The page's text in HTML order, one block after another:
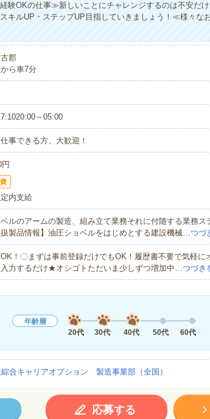
験OKの仕事≫新しいことにチャレンジするのは不安だ
キルUP・ステップUP目指していきましょう！≪様々な
郡
ら車7分
～05:00
事できる方、大歓迎！
内支給
ルのアームの製造、組み立て業務それに付随する業務ス
製品情報】油圧ショベルをはじめとする建設機械…つづ
！〇まずは事前登録だけでもOK！履歴書不要で気軽
力するだけ★オシゴトただいま少しずつ増加中…つづき
年齢層
20代
30代 40代 50代 60代
合キャリアオプション 製造事業部（全国）
応募する